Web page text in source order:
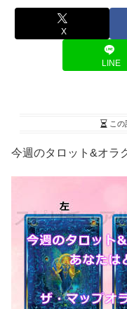
X
LINE
この
今週のタロット&オラ